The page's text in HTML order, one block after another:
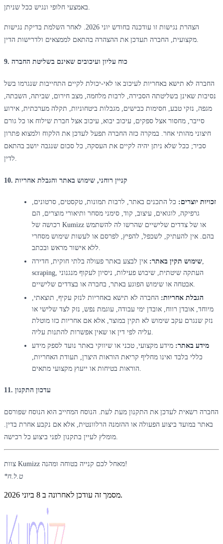
באמצעי חלופי ונגיש ככל שניתן.
הצהרת נגישות זו עודכנה בחודש יוני 2026. לאחר השלמת בדיקת נגישות
9. כוח עליון ועיכובים שאינם בשליטת החברה
החברה לא תישא באחריות לעיכוב או לאי-יכולת לקיים התחייבות שנגרמו בשל
נסיבות שאינן בשליטתה הסבירה, לרבות מלחמה, מצב חירום, שביתה, השבתה,
מגפה, נזקי טבע, חסימות כבישים, מגבלות ביטחוניות, תקלה מערכתית, אירוע
סייבר, מחסור אצל ספקים, עיכוב יבוא, עיכוב אצל חברת שילוח או כל גורם
חיצוני מהותי אחר. במקרה כזה החברה תפעל לעדכן את הלקוח ולמצוא פתרון
סביר; ככל שלא ניתן יהיה לקיים את העסקה, כל סכום שנגבה יושב בהתאם
10. קניין רוחני, שימוש באתר והגבלת אחריות
זכויות יוצרים: כל התכנים באתר, לרבות תמונות, טקסטים, סרטונים,
גרפיקה, לוגואים, עיצוב, קוד, סימני מסחר ותיאורי מוצרים, הם
רכושה של Kumizz או של צדדים שלישיים שהרשו לה להשתמש
בהם. אין להעתיק, לשכפל, להפיץ, לפרסם או לעשות שימוש מסחרי
שימוש תקין באתר: אין לבצע באתר פעולה בלתי חוקית, חדירה,
scraping, העתקה שיטתית, שיבוש פעילות, ניסיון לעקוף מנגנוני
הגבלת אחריות: החברה לא תישא באחריות לנזק עקיף, תוצאתי,
מיוחד, אובדן רווח, אובדן ימי עבודה, עוגמת נפש, נזק לצד שלישי או
נזק שנגרם עקב שימוש לא תקין במוצר, אלא אם אחריות כזו מוטלת
מידע באתר: מידע מקצועי, טכני או שיווקי באתר נועד לספק מידע
כללי בלבד ואינו מחליף קריאת הוראות היצרן, תעודת האחריות,
11. עדכון התקנון
החברה רשאית לעדכן את התקנון מעת לעת. הנוסח המחייב הוא הנוסח שפורסם
באתר במועד ביצוע הפעולה או ההזמנה הרלוונטית, אלא אם נקבע אחרת בדין.
מומלץ לעיין בתקנון לפני ביצוע כל רכישה.
צוות Kumizz מאחל לכם קנייה בטוחה ומהנה!
*ט.ל.ח
מסמך זה עודכן לאחרונה ב 8 ביוני 2026.